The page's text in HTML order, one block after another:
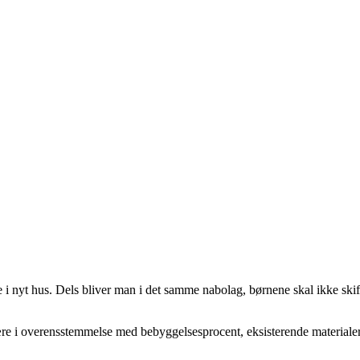
hus. Dels bliver man i det samme nabolag, børnene skal ikke
overensstemmelse med bebyggelsesprocent, eksisterende